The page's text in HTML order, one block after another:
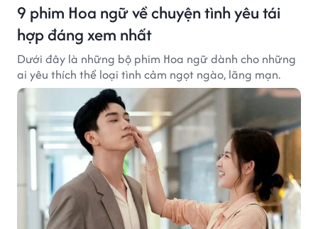
9 phim Hoa ngữ về chuyện tình yêu tái
hợp đáng xem nhất
Dưới đây là những bộ phim Hoa ngữ dành cho những
ai yêu thích thể loại tình cảm ngọt ngào, lãng mạn.